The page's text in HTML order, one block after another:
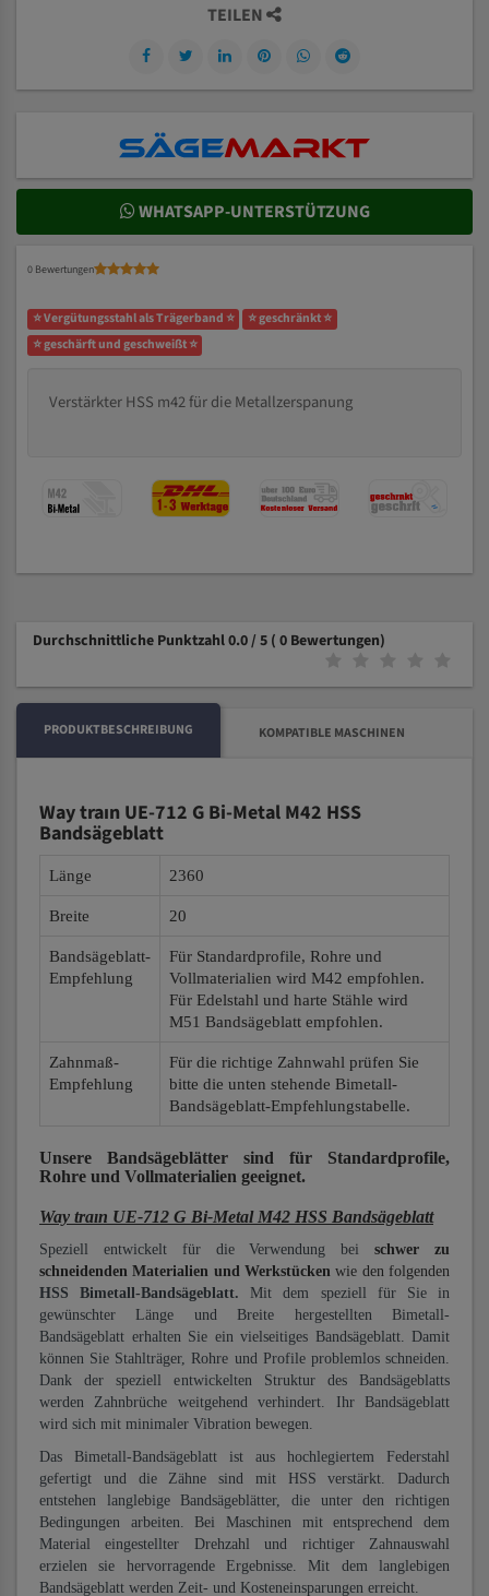
TEILEN
WHATSAPP-UNTERSTÜTZUNG
0 Bewertungen
⭐ Vergütungsstahl als Trägerband ⭐
⭐ geschränkt ⭐
⭐ geschärft und geschweißt ⭐
Verstärkter HSS m42 für die Metallzerspanung
Durchschnittliche Punktzahl 0.0 / 5 ( 0 Bewertungen)
PRODUKTBESCHREIBUNG KOMPATIBLE MASCHINEN
Way traın UE-712 G Bi-Metal M42 HSS
Bandsägeblatt
Länge 2360
Breite 20
Bandsägeblatt-
Empfehlung
Für Standardprofile, Rohre und
Vollmaterialien wird M42 empfohlen.
Für Edelstahl und harte Stähle wird
M51 Bandsägeblatt empfohlen.
Zahnmaß-
Empfehlung
Für die richtige Zahnwahl prüfen Sie
bitte die unten stehende Bimetall-
Bandsägeblatt-Empfehlungstabelle.
Unsere Bandsägeblätter sind für Standardprofile,
Rohre und Vollmaterialien geeignet.
Way traın UE-712 G Bi-Metal M42 HSS Bandsägeblatt
Speziell entwickelt für die Verwendung beischwer zu
schneidenden Materialien und Werkstücken wie den folgenden
HSS Bimetall-Bandsägeblatt. Mit dem speziell für Sie in
gewünschter Länge und Breite hergestellten Bimetall-
Bandsägeblatt erhalten Sie ein vielseitiges Bandsägeblatt. Damit
können Sie Stahlträger, Rohre und Profile problemlos schneiden.
Dank der speziell entwickelten Struktur des Bandsägeblatts
werden Zahnbrüche weitgehend verhindert. Ihr Bandsägeblatt
wird sich mit minimaler Vibration bewegen.
Das Bimetall-Bandsägeblatt ist aus hochlegiertem Federstahl
gefertigt und die Zähne sind mit HSS verstärkt. Dadurch
entstehen langlebige Bandsägeblätter, die unter den richtigen
Bedingungen arbeiten. Bei Maschinen mit entsprechend dem
Material eingestellter Drehzahl und richtiger Zahnauswahl
erzielen sie hervorragende Ergebnisse. Mit dem langlebigen
Bandsägeblatt werden Zeit- und Kosteneinsparungen erreicht.